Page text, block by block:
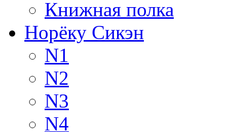
Книжная полка
Норёку Сикэн
N1
N2
N3
N4